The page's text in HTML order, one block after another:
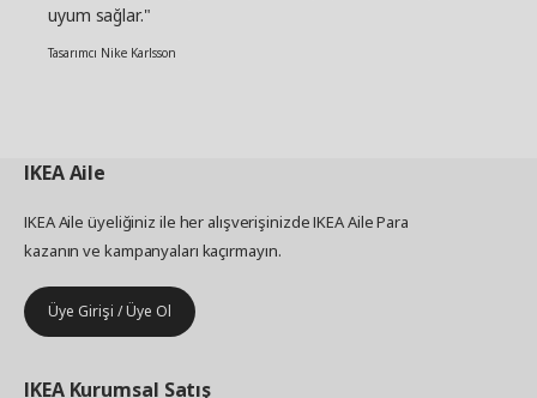
uyum sağlar."
Tasarımcı Nike Karlsson
IKEAAile
IKEA Aile üyeliğiniz ile her alışverişinizde IKEA Aile Para
kazanın ve kampanyaları kaçırmayın.
Üye Girişi / Üye Ol
IKEA Kurumsal Satış